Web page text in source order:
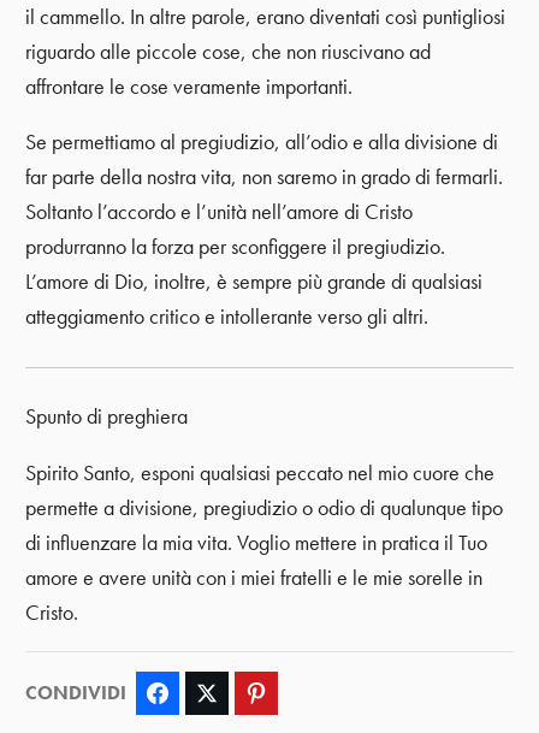
il cammello. In altre parole, erano diventati così puntigliosi
riguardo alle piccole cose, che non riuscivano ad
affrontare le cose veramente importanti.
Se permettiamo al pregiudizio, all’odio e alla divisione di
far parte della nostra vita, non saremo in grado di fermarli.
Soltanto l’accordo e l’unità nell’amore di Cristo
produrranno la forza per sconfiggere il pregiudizio.
L’amore di Dio, inoltre, è sempre più grande di qualsiasi
atteggiamento critico e intollerante verso gli altri.
Spunto di preghiera
Spirito Santo, esponi qualsiasi peccato nel mio cuore che
permette a divisione, pregiudizio o odio di qualunque tipo
di influenzare la mia vita. Voglio mettere in pratica il Tuo
amore e avere unità con i miei fratelli e le mie sorelle in
Cristo.
CONDIVIDI Facebook Twitter